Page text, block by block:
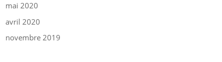
mai 2020
avril 2020
novembre 2019